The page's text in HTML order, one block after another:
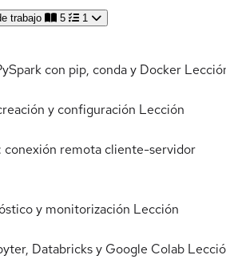
trabajo 5 1
con pip, conda y Docker
y configuración Lección
conexión remota cliente-servidor
y monitorización Lección
Databricks y Google Colab